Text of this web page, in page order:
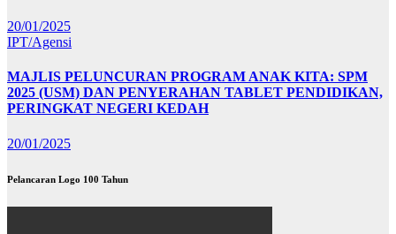
20/01/2025
IPT/Agensi
MAJLIS PELUNCURAN PROGRAM ANAK KITA: SPM
2025 (USM) DAN PENYERAHAN TABLET PENDIDIKAN,
PERINGKAT NEGERI KEDAH
20/01/2025
Pelancaran Logo 100 Tahun